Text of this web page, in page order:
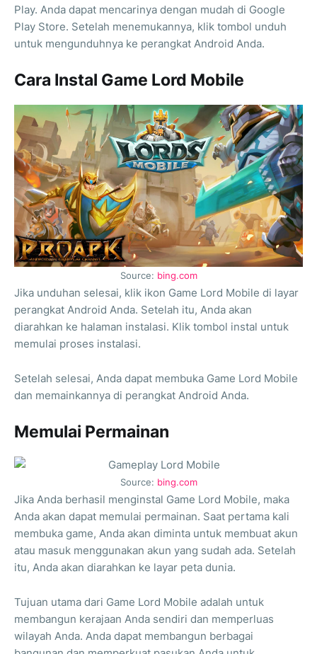
Play. Anda dapat mencarinya dengan mudah di Google
Play Store. Setelah menemukannya, klik tombol unduh
untuk mengunduhnya ke perangkat Android Anda.
Cara Instal Game Lord Mobile
Source: bing.com
Jika unduhan selesai, klik ikon Game Lord Mobile di layar
perangkat Android Anda. Setelah itu, Anda akan
diarahkan ke halaman instalasi. Klik tombol instal untuk
memulai proses instalasi.
Setelah selesai, Anda dapat membuka Game Lord Mobile
dan memainkannya di perangkat Android Anda.
Memulai Permainan
Source: bing.com
Jika Anda berhasil menginstal Game Lord Mobile, maka
Anda akan dapat memulai permainan. Saat pertama kali
membuka game, Anda akan diminta untuk membuat akun
atau masuk menggunakan akun yang sudah ada. Setelah
itu, Anda akan diarahkan ke layar peta dunia.
Tujuan utama dari Game Lord Mobile adalah untuk
membangun kerajaan Anda sendiri dan memperluas
wilayah Anda. Anda dapat membangun berbagai